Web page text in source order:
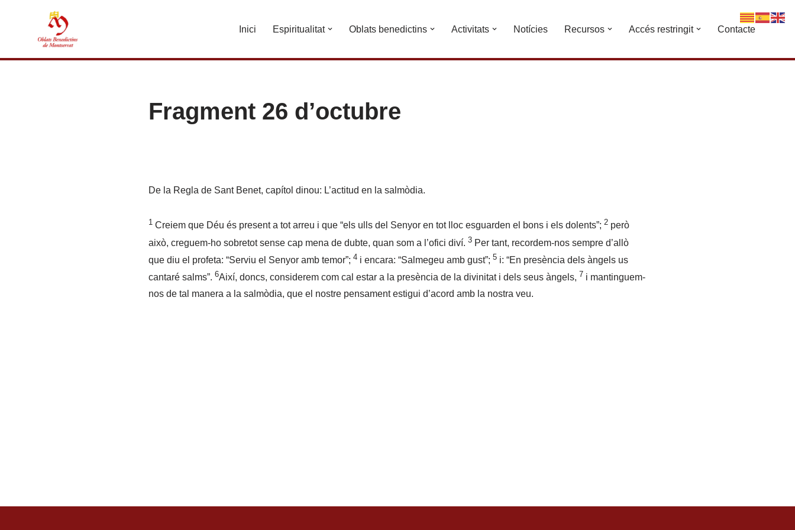
Inici Espiritualitat Oblats benedictins Activitats Notícies Recursos Accés restringit Contacte
Fragment 26 d’octubre
De la Regla de Sant Benet, capítol dinou: L’actitud en la salmòdia.
1Creiem que Déu és present a tot arreu i que “els ulls del Senyor en tot lloc esguarden el bons i els dolents”; 2però
això, creguem-ho sobretot sense cap mena de dubte, quan som a l’ofici diví. 3Per tant, recordem-nos sempre d’allò
que diu el profeta: “Serviu el Senyor amb temor”; 4i encara: “Salmegeu amb gust”; 5i: “En presència dels àngels us
cantaré salms”. 6Així, doncs, considerem com cal estar a la presència de la divinitat i dels seus àngels, 7 i mantinguem-
nos de tal manera a la salmòdia, que el nostre pensament estigui d’acord amb la nostra veu.